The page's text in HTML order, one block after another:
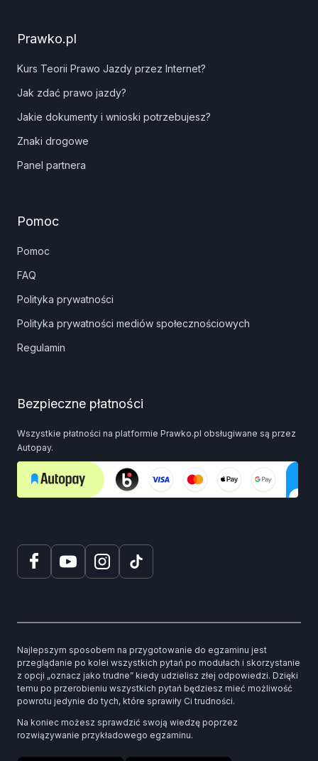
Prawko.pl
Kurs Teorii Prawo Jazdy przez Internet?
Jak zdać prawo jazdy?
Jakie dokumenty i wnioski potrzebujesz?
Znaki drogowe
Panel partnera
Pomoc
Pomoc
FAQ
Polityka prywatności
Polityka prywatności mediów społecznościowych
Regulamin
Bezpieczne płatności
Wszystkie płatności na platformie Prawko.pl obsługiwane są przez
Autopay.
Najlepszym sposobem na przygotowanie do egzaminu jest
przeglądanie po kolei wszystkich pytań po modułach i skorzystanie
z opcji „oznacz jako trudne” kiedy udzielisz złej odpowiedzi. Dzięki
temu po przerobieniu wszystkich pytań będziesz mieć możliwość
powrotu jedynie do tych, które sprawiły Ci trudności.
Na koniec możesz sprawdzić swoją wiedzę poprzez
rozwiązywanie przykładowego egzaminu.